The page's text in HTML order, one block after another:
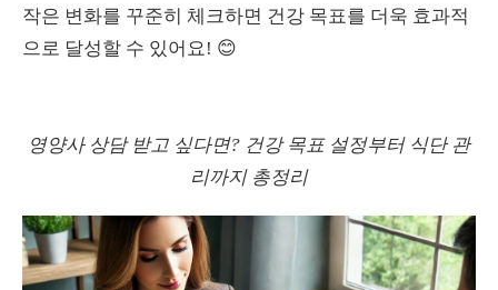
작은 변화를 꾸준히 체크하면 건강 목표를 더욱 효과적
으로 달성할 수 있어요! 😊
영양사 상담 받고 싶다면? 건강 목표 설정부터 식단 관
리까지 총정리